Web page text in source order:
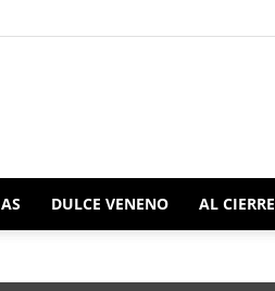
DULCE VENENO AL CIERRE